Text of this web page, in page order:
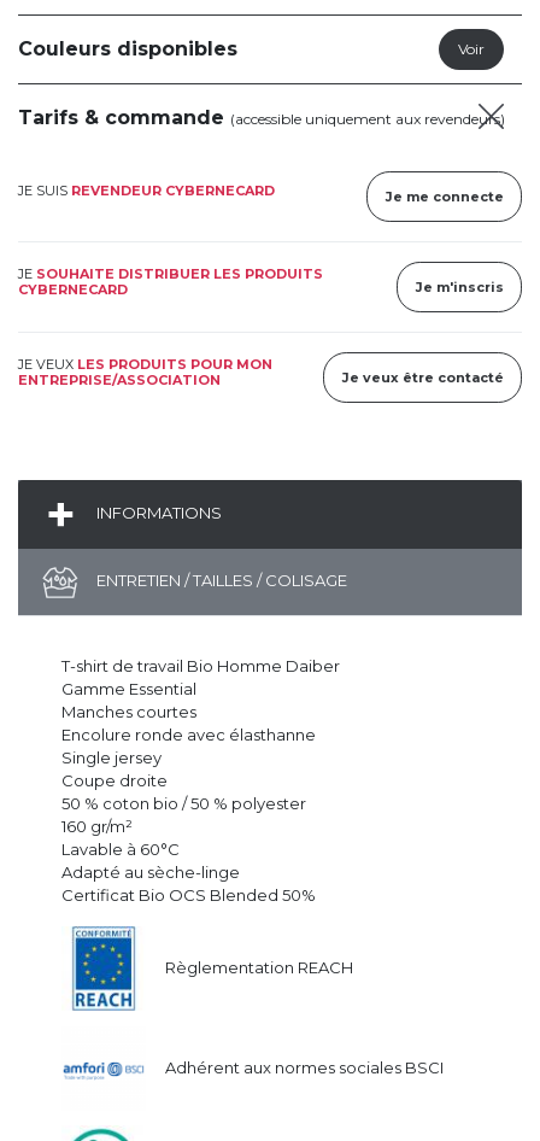
Couleurs disponibles
Tarifs & commande (accessible uniquement aux revendeurs)
JE SUIS REVENDEUR CYBERNECARD Je me connecte
JE SOUHAITE DISTRIBUER LES PRODUITS
CYBERNECARD
Je m'inscris
JE VEUX LES PRODUITS POUR MON
ENTREPRISE/ASSOCIATION
Je veux être contacté
INFORMATIONS
ENTRETIEN / TAILLES / COLISAGE
T-shirt de travail Bio Homme Daiber
Gamme Essential
Manches courtes
Encolure ronde avec élasthanne
Single jersey
Coupe droite
50 % coton bio / 50 % polyester
160 gr/m²
Lavable à 60°C
Adapté au sèche-linge
Certificat Bio OCS Blended 50%
Règlementation REACH
Adhérent aux normes sociales BSCI